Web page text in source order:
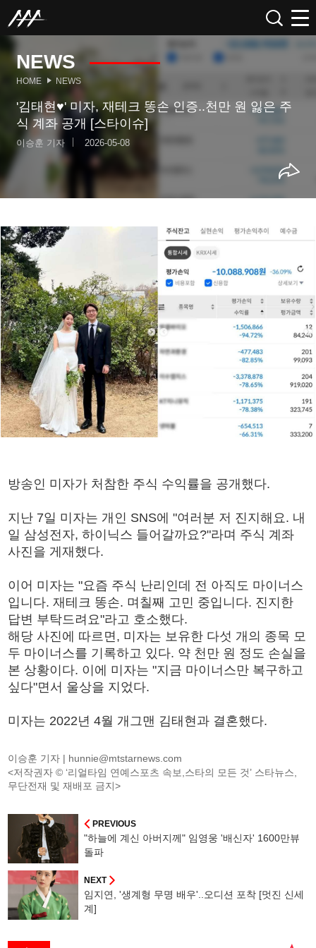
NEWS
HOME NEWS
'김태현♥' 미자, 재테크 똥손 인증..천만 원 잃은 주
식 계좌 공개 [스타이슈]
이승훈 기자 2026-05-08
방송인 미자가 처참한 주식 수익률을 공개했다.
지난 7일 미자는 개인 SNS에 "여러분 저 진지해요. 내
일 삼성전자, 하이닉스 들어갈까요?"라며 주식 계좌
사진을 게재했다.
이어 미자는 "요즘 주식 난리인데 전 아직도 마이너스
입니다. 재테크 똥손. 며칠째 고민 중입니다. 진지한
답변 부탁드려요"라고 호소했다.
해당 사진에 따르면, 미자는 보유한 다섯 개의 종목 모
두 마이너스를 기록하고 있다. 약 천만 원 정도 손실을
본 상황이다. 이에 미자는 "지금 마이너스만 복구하고
싶다"면서 울상을 지었다.
미자는 2022년 4월 개그맨 김태현과 결혼했다.
이승훈 기자 | hunnie@mtstarnews.com
<저작권자 © ‘리얼타임 연예스포츠 속보,스타의 모든 것’ 스타뉴스,
무단전재 및 재배포 금지>
PREVIOUS
"하늘에 계신 아버지께" 임영웅 '배신자' 1600만뷰
돌파
NEXT
임지연, '생계형 무명 배우'..오디션 포착 [멋진 신세
계]